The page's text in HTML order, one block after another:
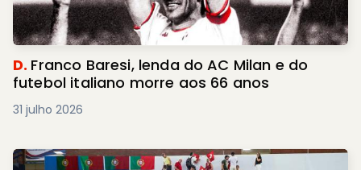
D. Franco Baresi, lenda do AC Milan e do
futebol italiano morre aos 66 anos
31 julho 2026